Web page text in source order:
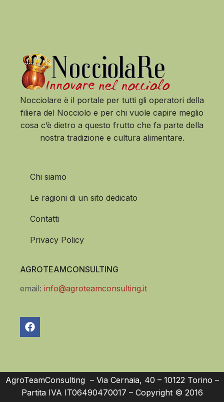
Nocciolare è il portale per tutti gli operatori della
filiera del Nocciolo e per chi vuole capire meglio
cosa c’è dietro a questo frutto che fa parte della
nostra tradizione e cultura alimentare.
Chi siamo
Le ragioni di un sito dedicato
Contatti
Privacy Policy
AGROTEAMCONSULTING
email: info@agroteamconsulting.it
AgroTeamConsulting – Via Cernaia, 40 – 10122 Torino –
Partita IVA IT06490470017 – Copyright © 2016